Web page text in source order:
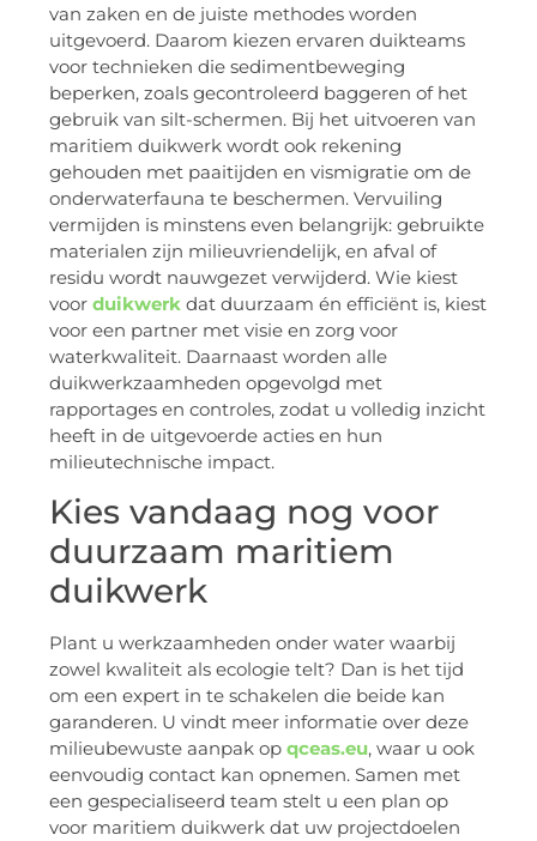
van zaken en de juiste methodes worden
uitgevoerd. Daarom kiezen ervaren duikteams
voor technieken die sedimentbeweging
beperken, zoals gecontroleerd baggeren of het
gebruik van silt-schermen. Bij het uitvoeren van
maritiem duikwerk wordt ook rekening
gehouden met paaitijden en vismigratie om de
onderwaterfauna te beschermen. Vervuiling
vermijden is minstens even belangrijk: gebruikte
materialen zijn milieuvriendelijk, en afval of
residu wordt nauwgezet verwijderd. Wie kiest
voor duikwerk dat duurzaam én efficiënt is, kiest
voor een partner met visie en zorg voor
waterkwaliteit. Daarnaast worden alle
duikwerkzaamheden opgevolgd met
rapportages en controles, zodat u volledig inzicht
heeft in de uitgevoerde acties en hun
milieutechnische impact.
Kies vandaag nog voor
duurzaam maritiem
duikwerk
Plant u werkzaamheden onder water waarbij
zowel kwaliteit als ecologie telt? Dan is het tijd
om een expert in te schakelen die beide kan
garanderen. U vindt meer informatie over deze
milieubewuste aanpak op qceas.eu, waar u ook
eenvoudig contact kan opnemen. Samen met
een gespecialiseerd team stelt u een plan op
voor maritiem duikwerk dat uw projectdoelen